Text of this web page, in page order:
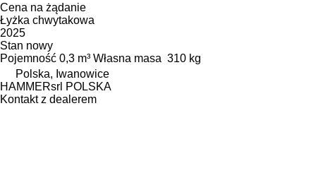
Cena na żądanie
Łyżka chwytakowa
2025
Stan nowy
Pojemność 0,3 m³ Własna masa 310 kg
Polska, Iwanowice
HAMMERsrl POLSKA
Kontakt z dealerem